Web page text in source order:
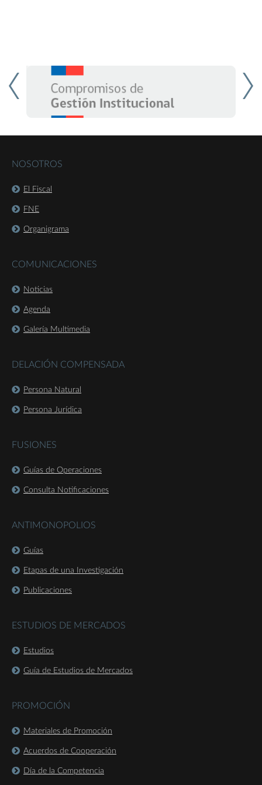
NOSOTROS
El Fiscal
FNE
Organigrama
COMUNICACIONES
Noticias
Agenda
Galería Multimedia
DELACIÓN COMPENSADA
Persona Natural
Persona Jurídica
FUSIONES
Guías de Operaciones
Consulta Notificaciones
ANTIMONOPOLIOS
Guías
Etapas de una Investigación
Publicaciones
ESTUDIOS DE MERCADOS
Estudios
Guía de Estudios de Mercados
PROMOCIÓN
Materiales de Promoción
Acuerdos de Cooperación
Día de la Competencia